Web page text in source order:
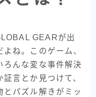
GEARが出
ね。このゲーム、
ろんな変な事件解決
言とか見つけて、
パズル解きがミッ